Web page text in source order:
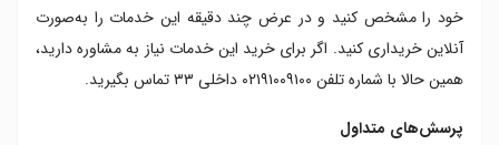
خود را مشخص کنید و در عرض چند دقیقه این خدمات را به‌صورت
آنلاین خریداری کنید. اگر برای خرید این خدمات نیاز به مشاوره دارید،
همین حالا با شماره تلفن ۰۲۱۹۱۰۰۹۱۰۰ داخلی ۳۳ تماس بگیرید.
پرسش‌های متداول